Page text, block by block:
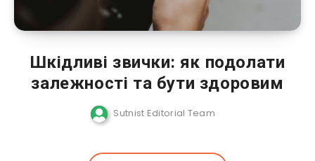
Шкідливі звички: як подолати
залежності та бути здоровим
Sutnist Editorial Team